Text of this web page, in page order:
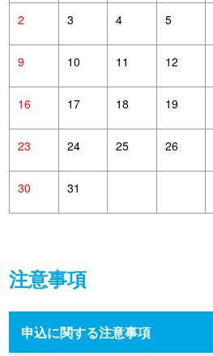
2 3 4 5
9 10 11 12
16 17 18 19
23 24 25 26
30 31
注意事項
申込に関する注意事項